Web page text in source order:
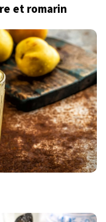
et romarin